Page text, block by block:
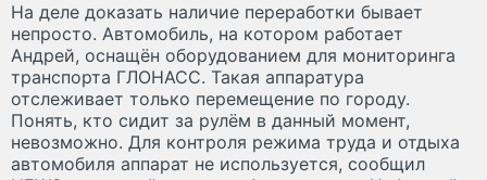
На деле доказать наличие переработки бывает
непросто. Автомобиль, на котором работает
Андрей, оснащён оборудованием для мониторинга
транспорта ГЛОНАСС. Такая аппаратура
отслеживает только перемещение по городу.
Понять, кто сидит за рулём в данный момент,
невозможно. Для контроля режима труда и отдыха
автомобиля аппарат не используется, сообщил